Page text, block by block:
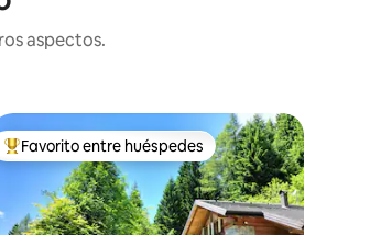
aspectos.
Favorito entre huéspedes preferido
Favorito entre huéspedes